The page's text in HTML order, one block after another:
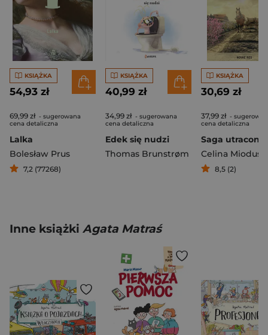
KSIĄŻKA
54,93 zł
69,99 zł - sugerowana
cena detaliczna
Lalka
Bolesław Prus
7,2 (77268)
KSIĄŻKA
40,99 zł
34,99 zł - sugerowana
cena detaliczna
Edek się nudzi
Thomas Brunstrøm
KSIĄŻKA
30,69 zł
37,99 zł -
cena detaliczna
8,5 (2)
Inne książki Agata Matraś